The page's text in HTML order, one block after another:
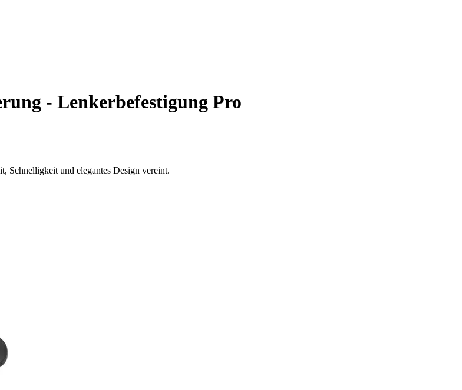
- Lenkerbefestigung Pro
Schnelligkeit und elegantes Design vereint.